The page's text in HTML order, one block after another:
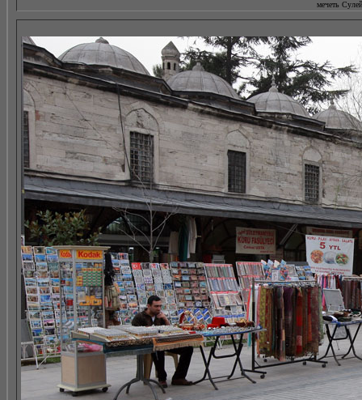
мечеть